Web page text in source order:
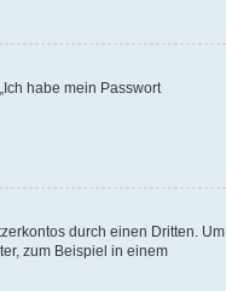
habe mein Passwort
durch einen Dritten. Um
zum Beispiel in einem